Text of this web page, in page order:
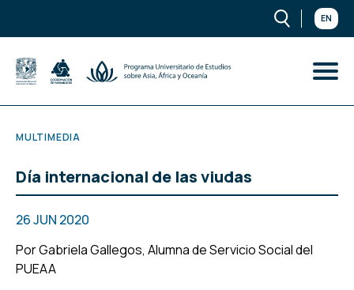
EN
MULTIMEDIA
Día internacional de las viudas
26 JUN 2020
PorGabriela Gallegos, Alumna de Servicio Social del
PUEAA